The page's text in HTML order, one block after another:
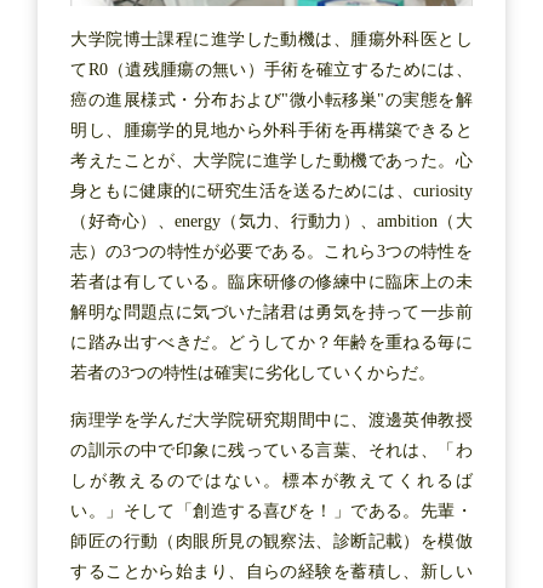
大学院博士課程に進学した動機は、腫瘍外科医とし
てR0（遺残腫瘍の無い）手術を確立するためには、
癌の進展様式・分布および"微小転移巣"の実態を解
明し、腫瘍学的見地から外科手術を再構築できると
考えたことが、大学院に進学した動機であった。心
身ともに健康的に研究生活を送るためには、curiosity
（好奇心）、energy（気力、行動力）、ambition（大
志）の3つの特性が必要である。これら3つの特性を
若者は有している。臨床研修の修練中に臨床上の未
解明な問題点に気づいた諸君は勇気を持って一歩前
に踏み出すべきだ。どうしてか？年齢を重ねる毎に
若者の3つの特性は確実に劣化していくからだ。
病理学を学んだ大学院研究期間中に、渡邊英伸教授
の訓示の中で印象に残っている言葉、それは、「わ
しが教えるのではない。標本が教えてくれるば
い。」そして「創造する喜びを！」である。先輩・
師匠の行動（肉眼所見の観察法、診断記載）を模倣
することから始まり、自らの経験を蓄積し、新しい